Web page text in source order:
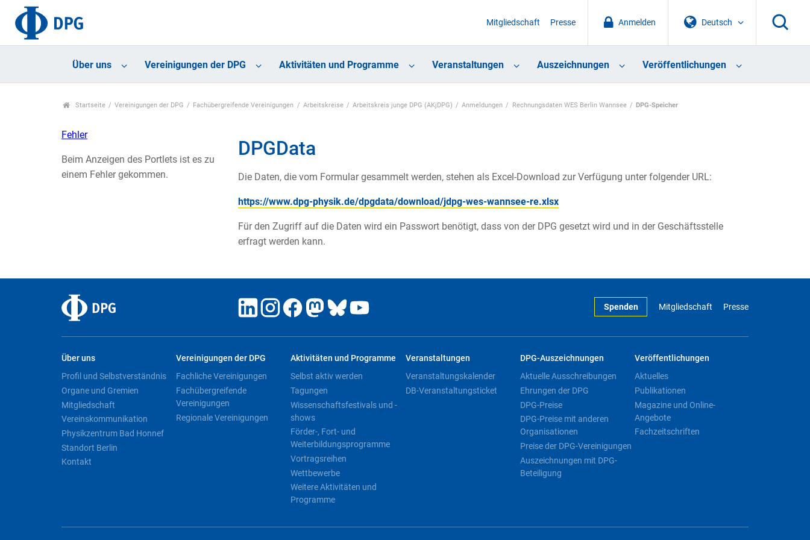
Deutsch
Anmelden
Mitgliedschaft Presse
Über uns Vereinigungen der DPG Aktivitäten und Programme Veranstaltungen Auszeichnungen Veröffentlichungen
Startseite Vereinigungen der DPG Fachübergreifende Vereinigungen Arbeitskreise Arbeitskreis junge DPG (AKjDPG) Anmeldungen Rechnungsdaten WES Berlin Wannsee DPG-Speicher
Fehler
Beim Anzeigen des Portlets ist es zu
einem Fehler gekommen.
DPGData
Die Daten, die vom Formular gesammelt werden, stehen als Excel-Download zur Verfügung unter folgender URL:
https://www.dpg-physik.de/dpgdata/download/jdpg-wes-wannsee-re.xlsx
Für den Zugriff auf die Daten wird ein Passwort benötigt, dass von der DPG gesetzt wird und in der Geschäftsstelle
erfragt werden kann.
Spenden Mitgliedschaft Presse
Über uns
Profil und Selbstverständnis
Organe und Gremien
Mitgliedschaft
Vereinskommunikation
Physikzentrum Bad Honnef
Standort Berlin
Kontakt
Vereinigungen der DPG
Fachliche Vereinigungen
Fachübergreifende
Vereinigungen
Regionale Vereinigungen
Aktivitäten und Programme
Selbst aktiv werden
Tagungen
Wissenschaftsfestivals und -
shows
Förder-, Fort- und
Weiterbildungsprogramme
Vortragsreihen
Wettbewerbe
Weitere Aktivitäten und
Programme
Veranstaltungen
Veranstaltungskalender
DB-Veranstaltungsticket
DPG-Auszeichnungen
Aktuelle Ausschreibungen
Ehrungen der DPG
DPG-Preise
DPG-Preise mit anderen
Organisationen
Preise der DPG-Vereinigungen
Auszeichnungen mit DPG-
Beteiligung
Veröffentlichungen
Aktuelles
Publikationen
Magazine und Online-
Angebote
Fachzeitschriften